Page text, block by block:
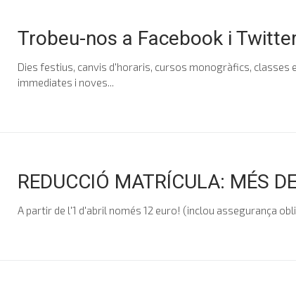
Trobeu-nos a Facebook i
Dies festius, canvis d'horaris, cursos monogràfics,
immediates i noves...
REDUCCIÓ MATRÍCULA: MÉS
A partir de l'1 d'abril només 12 euro! (inclou assegurança